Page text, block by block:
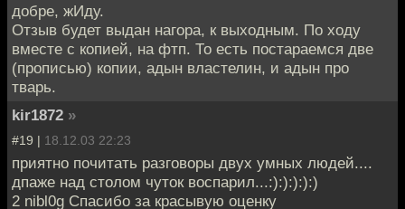
добре, жИду.
Отзыв будет выдан нагора, к выходным. По ходу
вместе с копией, на фтп. То есть постараемся две
(прописью) копии, адын властелин, и адын про
тварь.
kir1872 »
#19 | 18.12.03 22:23
приятно почитать разговоры двух умных людей....
дпаже над столом чуток воспарил...:):):):):)
2 nibl0g Спасибо за красывую оценку